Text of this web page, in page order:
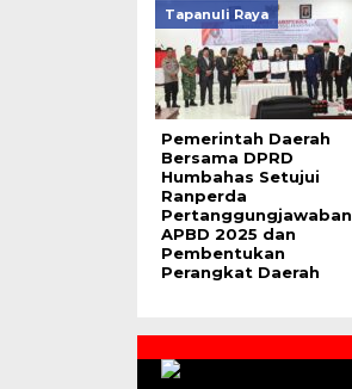
Tapanuli Raya
Pemerintah Daerah
Bersama DPRD
Humbahas Setujui
Ranperda
Pertanggungjawaban
APBD 2025 dan
Pembentukan
Perangkat Daerah